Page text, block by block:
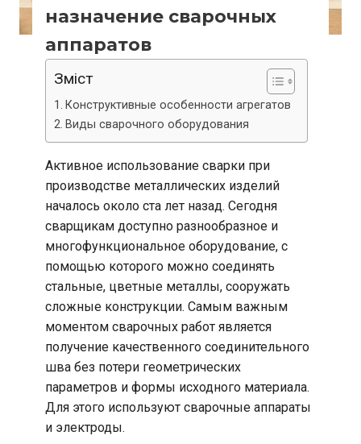
назначение сварочных
аппаратов
Зміст
Конструктивные особенности агрегатов
Виды сварочного оборудования
Активное использование сварки при
производстве металлических изделий
началось около ста лет назад. Сегодня
сварщикам доступно разнообразное и
многофункциональное оборудование, с
помощью которого можно соединять
стальные, цветные металлы, сооружать
сложные конструкции. Самым важным
моментом сварочных работ является
получение качественного соединительного
шва без потери геометрических
параметров и формы исходного материала.
Для этого используют сварочные аппараты
и электроды.